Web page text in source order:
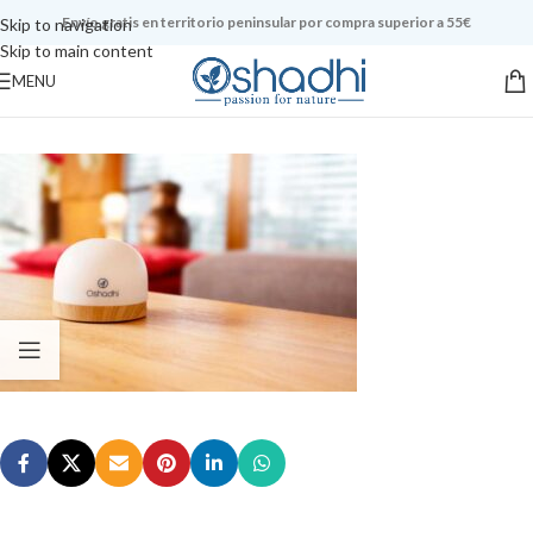
Skip to navigation
Skip to main content
Envío gratis en territorio peninsular por compra superior a 55€
MENU